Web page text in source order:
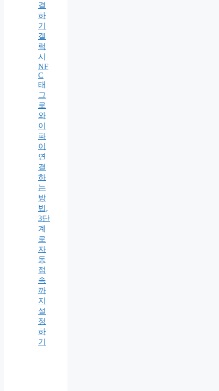
결
하
기
갤
럭
시
NF
C
태
그
로
와
이
파
이
연
결
하
는
방
법,
3단
계
로
자
동
접
속
까
지
설
정
하
기